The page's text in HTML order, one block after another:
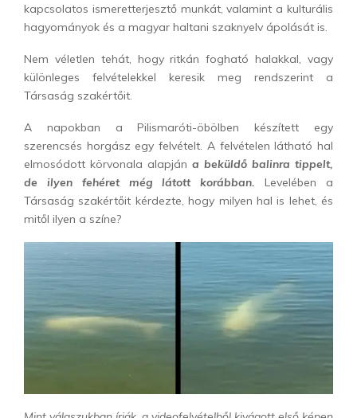
kapcsolatos ismeretterjesztő munkát, valamint a kulturális
hagyományok és a magyar haltani szaknyelv ápolását is.
Nem véletlen tehát, hogy ritkán fogható halakkal, vagy
különleges felvételekkel keresik meg rendszerint a
Társaság szakértőit.
A napokban a Pilismaróti-öbölben készített egy
szerencsés horgász egy felvételt. A felvételen látható hal
elmosódott körvonala alapján a beküldő balinra tippelt,
de ilyen fehéret még látott korábban. Levelében a
Társaság szakértőit kérdezte, hogy milyen hal is lehet, és
mitől ilyen a színe?